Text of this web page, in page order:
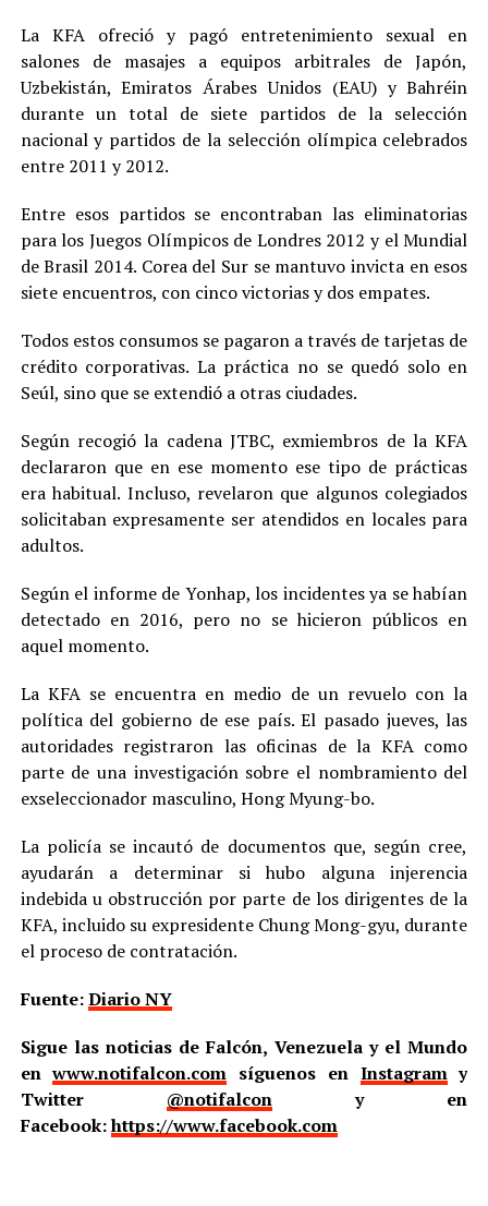
La KFA ofreció y pagó entretenimiento sexual en
salones de masajes a equipos arbitrales de Japón,
Uzbekistán, Emiratos Árabes Unidos (EAU) y Bahréin
durante un total de siete partidos de la selección
nacional y partidos de la selección olímpica celebrados
entre 2011 y 2012.
Entre esos partidos se encontraban las eliminatorias
para los Juegos Olímpicos de Londres 2012 y el Mundial
de Brasil 2014. Corea del Sur se mantuvo invicta en esos
siete encuentros, con cinco victorias y dos empates.
Todos estos consumos se pagaron a través de tarjetas de
crédito corporativas. La práctica no se quedó solo en
Seúl, sino que se extendió a otras ciudades.
Según recogió la cadena JTBC, exmiembros de la KFA
declararon que en ese momento ese tipo de prácticas
era habitual. Incluso, revelaron que algunos colegiados
solicitaban expresamente ser atendidos en locales para
adultos.
Según el informe de Yonhap, los incidentes ya se habían
detectado en 2016, pero no se hicieron públicos en
aquel momento.
La KFA se encuentra en medio de un revuelo con la
política del gobierno de ese país. El pasado jueves, las
autoridades registraron las oficinas de la KFA como
parte de una investigación sobre el nombramiento del
exseleccionador masculino, Hong Myung-bo.
La policía se incautó de documentos que, según cree,
ayudarán a determinar si hubo alguna injerencia
indebida u obstrucción por parte de los dirigentes de la
KFA, incluido su expresidente Chung Mong-gyu, durante
el proceso de contratación.
Fuente:Diario NY
Sigue las noticias de Falcón, Venezuela y el Mundo
enwww.notifalcon.com síguenos en Instagramy
Twitter @notifalcony en
Facebook:https://www.facebook.com